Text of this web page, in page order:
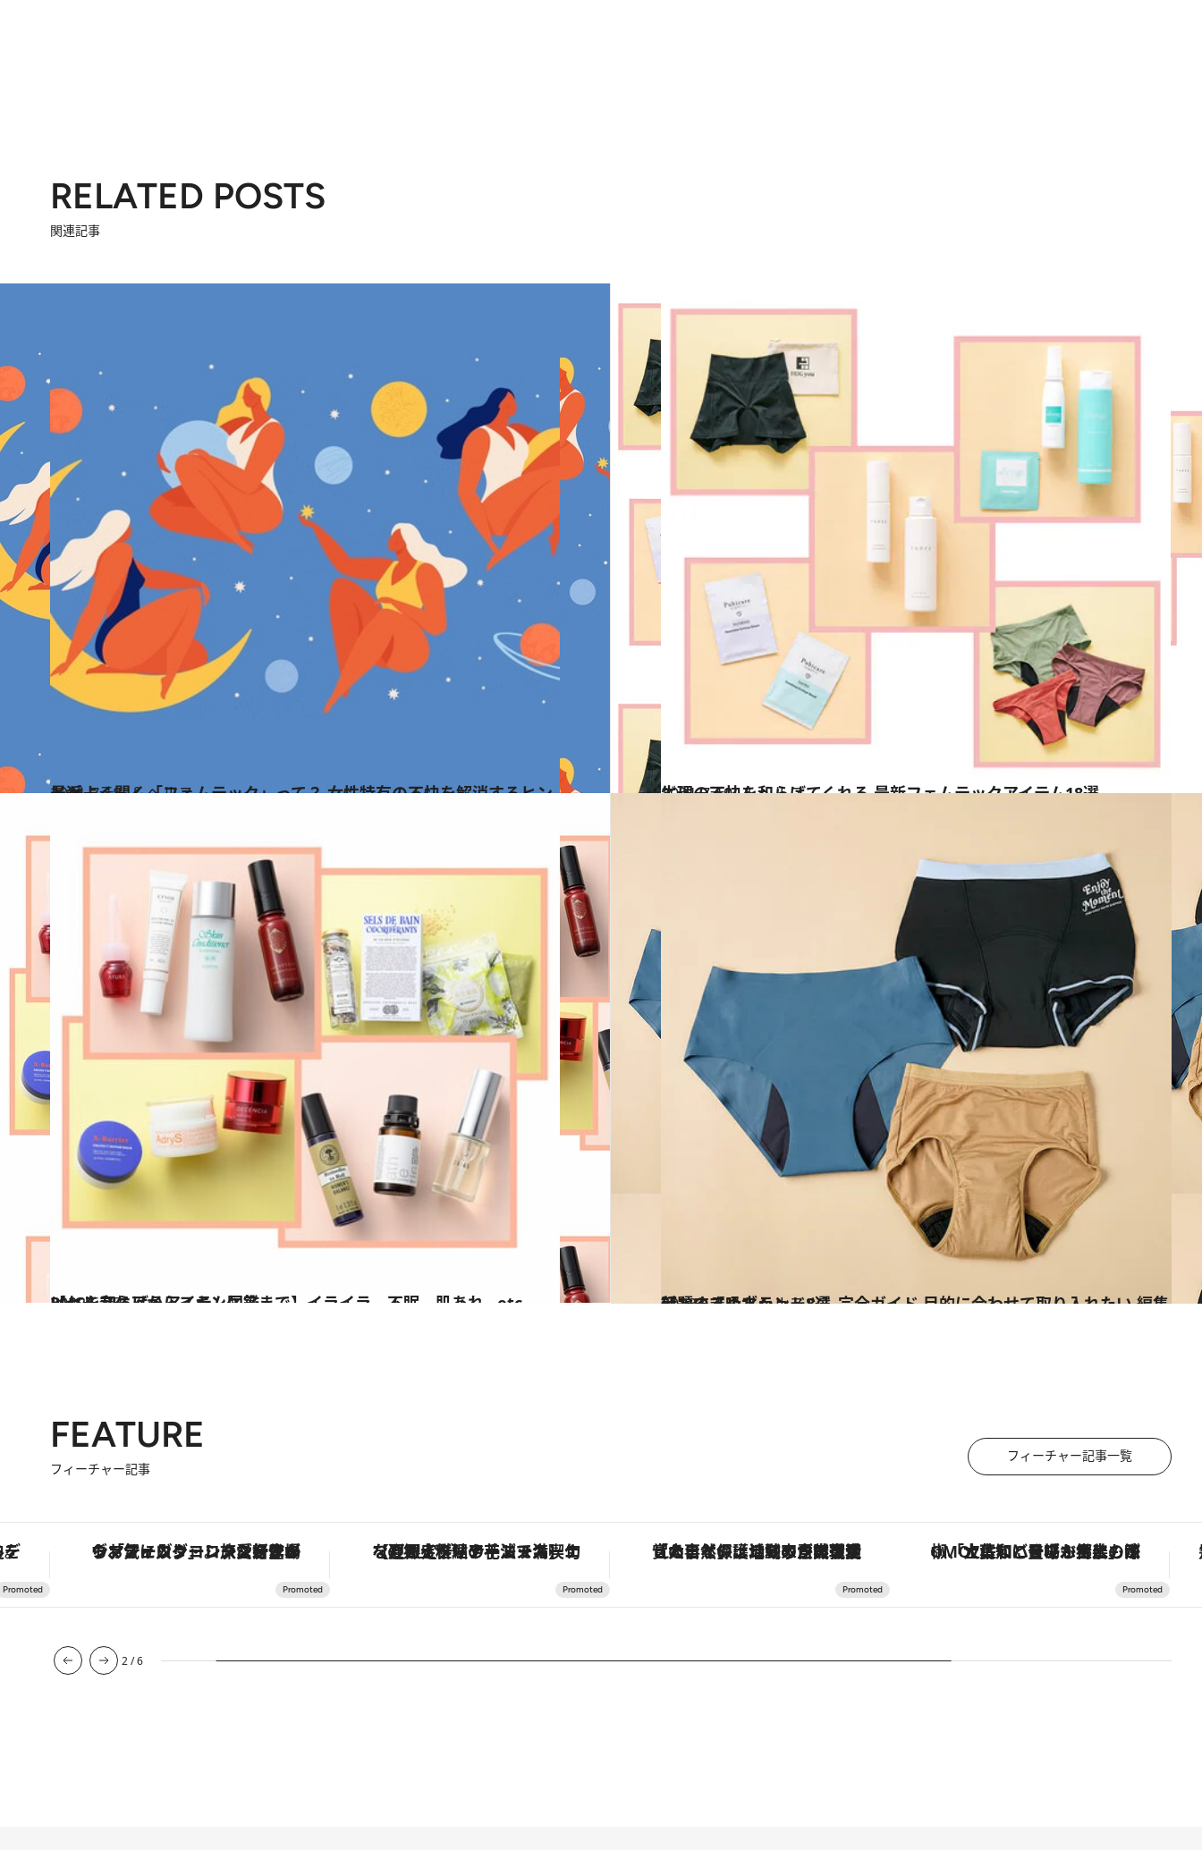
RELATED POSTS
関連記事
2021.7.18
最近よく聞く「フェムテック」って？ 女性特有の不快を解消するヒントが
ビューティ＆ヘルス 2021.7.19
生理の不快を和らげてくれる 最新フェムテックアイテム18選
ビューティ＆ヘルス
2022.6.25
【セルフケアからスキンケアまで】イライラ、不眠、肌あれ…etc. PMSを和らげるアイテム図鑑
ビューティ＆ヘルス 2023.1.5
話題の【吸水ショーツ】完全ガイド 目的に合わせて取り入れたい 編集部おすすめブランド8選
ビューティ＆ヘルス
FEATURE
フィーチャー記事
フィーチャー記事一覧
」。旅愛好家のお気に入りコレクションから、ジェンダーレスな新作が登場 【夏限定ディナーコース】旬を迎える稚鮎や花ズッキーニなどをイタリア・トスカーナの郷土料理の手法で満喫！ 「大事なのは地域の意識を変えること」。ロレックス賞受賞の自然保護活動家が実現させたナイジェリアの自然環境の復活 「土佐和ハーブかき氷」がOMO7高知に登場！生姜、山椒、大葉など目にも舌にも涼を呼ぶ郷土の味 【銀座で出合う最旬美容】美髪ケアや上質な眠り…セルフケアのアップデートから、特別な名入れギフトまで。大人のための「ReFa GINZA」クルーズ
3/6